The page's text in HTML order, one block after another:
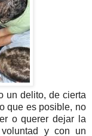
un delito, de cierta
que es posible, no
o querer dejar la
y con un